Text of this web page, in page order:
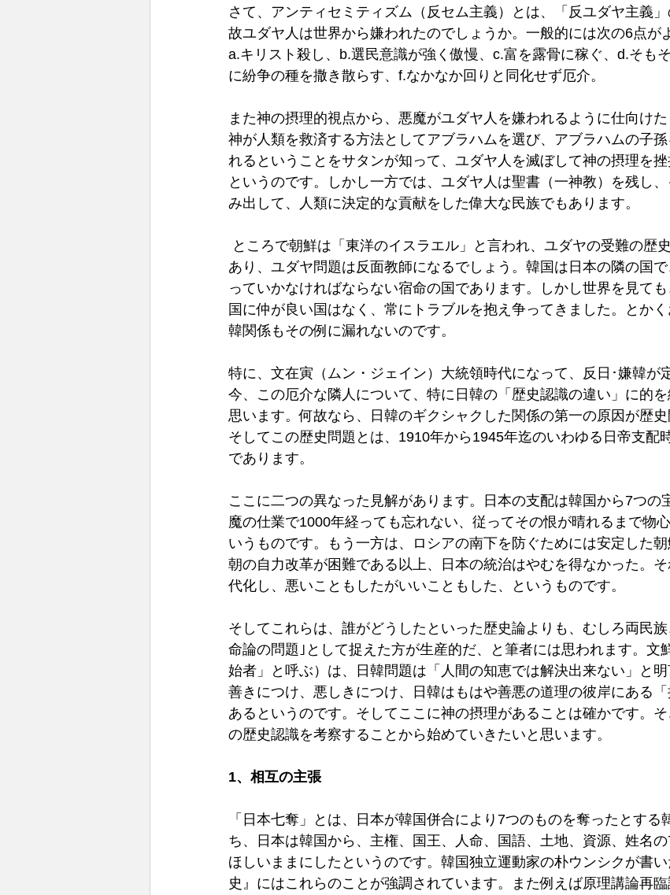
さて、アンティセミティズム（反セム主義）とは、「反ユダヤ主義
故ユダヤ人は世界から嫌われたのでしょうか。一般的には次の6点が
a.キリスト殺し、b.選民意識が強く傲慢、c.富を露骨に稼ぐ、d.そも
に紛争の種を撒き散らす、f.なかなか回りと同化せず厄介。
また神の摂理的視点から、悪魔がユダヤ人を嫌われるように仕向けた
神が人類を救済する方法としてアブラハムを選び、アブラハムの子
れるということをサタンが知って、ユダヤ人を滅ぼして神の摂理を
というのです。しかし一方では、ユダヤ人は聖書（一神教）を残し
み出して、人類に決定的な貢献をした偉大な民族でもあります。
あり、ユダヤ問題は反面教師になるでしょう。韓国は日本の隣の国
っていかなければならない宿命の国であります。しかし世界を見て
国に仲が良い国はなく、常にトラブルを抱え争ってきました。とか
韓関係もその例に漏れないのです。
特に、文在寅（ムン・ジェイン）大統領時代になって、反日･嫌韓が
今、この厄介な隣人について、特に日韓の「歴史認識の違い」に的
思います。何故なら、日韓のギクシャクした関係の第一の原因が歴史
そしてこの歴史問題とは、1910年から1945年迄のいわゆる日帝支配
であります。
ここに二つの異なった見解があります。日本の支配は韓国から7つの
魔の仕業で1000年経っても忘れない、従ってその恨が晴れるまで物
いうものです。もう一方は、ロシアの南下を防ぐためには安定した
朝の自力改革が困難である以上、日本の統治はやむを得なかった。
代化し、悪いこともしたがいいこともした、というものです。
そしてこれらは、誰がどうしたといった歴史論よりも、むしろ両民
命論の問題｣として捉えた方が生産的だ、と筆者には思われます。文
始者」と呼ぶ）は、日韓問題は「人間の知恵では解決出来ない」と明
善きにつけ、悪しきにつけ、日韓はもはや善悪の道理の彼岸にある
あるというのです。そしてここに神の摂理があることは確かです。
の歴史認識を考察することから始めていきたいと思います。
1、相互の主張
「日本七奪」とは、日本が韓国併合により7つのものを奪ったとする
ち、日本は韓国から、主権、国王、人命、国語、土地、資源、姓名
ほしいままにしたというのです。韓国独立運動家の朴ウンシクが書
史』にはこれらのことが強調されています。また例えば原理講論再